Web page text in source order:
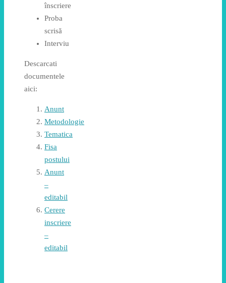
înscriere
Proba
scrisă
Interviu
Descarcati
documentele
aici:
Anunt
Metodologie
Tematica
Fisa
postului
Anunt
–
editabil
Cerere
inscriere
–
editabil